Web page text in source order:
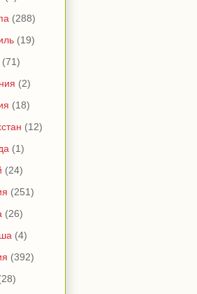
(288)
(19)
(71)
(2)
(18)
(12)
(1)
(24)
(251)
(26)
(4)
(392)